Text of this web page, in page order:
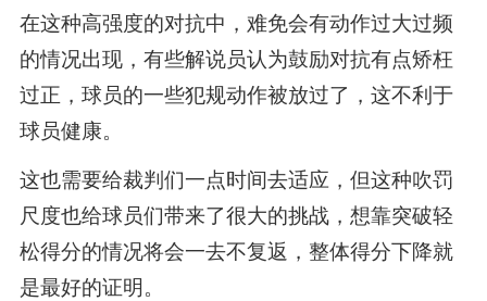
在这种高强度的对抗中，难免会有动作过大过频
的情况出现，有些解说员认为鼓励对抗有点矫枉
过正，球员的一些犯规动作被放过了，这不利于
球员健康。
这也需要给裁判们一点时间去适应，但这种吹罚
尺度也给球员们带来了很大的挑战，想靠突破轻
松得分的情况将会一去不复返，整体得分下降就
是最好的证明。